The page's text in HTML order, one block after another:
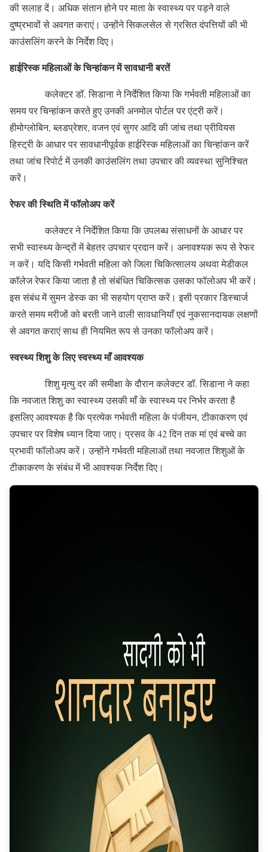
की सलाह दें। अधिक संतान होने पर माता के स्वास्थ्य पर पड़ने वाले
दुष्प्रभावों से अवगत कराएं। उन्होंने सिकलसेल से ग्रसित दंपत्तियों की भी
काउंसलिंग करने के निर्देश दिए।
हाईरिस्क महिलाओं के चिन्हांकन में सावधानी बरतें
कलेक्टर डॉ. सिडाना ने निर्देशित किया कि गर्भवती महिलाओं का
समय पर चिन्हांकन करते हुए उनकी अनमोल पोर्टल पर एंट्री करें।
हीमोग्लोबिन, ब्लडप्रेशर, वजन एवं सुगर आदि की जांच तथा प्रीवियस
हिस्ट्री के आधार पर सावधानीपूर्वक हाईरिस्क महिलाओं का चिन्हांकन करें
तथा जांच रिपोर्ट में उनकी काउंसलिंग तथा उपचार की व्यवस्था सुनिश्चित
करें।
रेफर की स्थिति में फॉलोअप करें
कलेक्टर ने निर्देशित किया कि उपलब्ध संसाधनों के आधार पर
सभी स्वास्थ्य केन्द्रों में बेहतर उपचार प्रदान करें। अनावश्यक रूप से रेफर
न करें। यदि किसी गर्भवती महिला को जिला चिकित्सालय अथवा मेडीकल
कॉलेज रेफर किया जाता है तो संबंधित चिकित्सक उसका फॉलोअप भी करें।
इस संबंध में सुमन डेस्क का भी सहयोग प्राप्त करें। इसी प्रकार डिस्चार्ज
करते समय मरीजों को बरती जाने वाली सावधानियाँ एवं नुकसानदायक लक्षणों
से अवगत कराएं साथ ही नियमित रूप से उनका फॉलोअप करें।
स्वस्थ्य शिशु के लिए स्वस्थ्य माँ आवश्यक
शिशु मृत्यु दर की समीक्षा के दौरान कलेक्टर डॉ. सिडाना ने कहा
कि नवजात शिशु का स्वास्थ्य उसकी माँ के स्वास्थ्य पर निर्भर करता है
इसलिए आवश्यक है कि प्रत्येक गर्भवती महिला के पंजीयन, टीकाकरण एवं
उपचार पर विशेष ध्यान दिया जाए। प्रसव के 42 दिन तक मां एवं बच्चे का
प्रभावी फॉलोअप करें। उन्होंने गर्भवती महिलाओं तथा नवजात शिशुओं के
टीकाकरण के संबंध में भी आवश्यक निर्देश दिए।